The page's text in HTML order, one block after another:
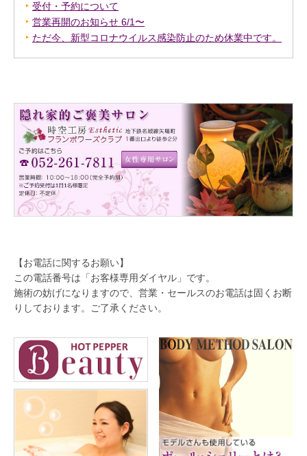
受付・予約について
営業再開のお知らせ 6/1〜
ただ今、新型コロナウイルス感染防止のため休業中です。
【お電話に関するお願い】
この電話番号は「お客様専用ダイヤル」です。
施術の妨げになりますので、営業・セールスのお電話は固くお断
りしております。ご了承ください。